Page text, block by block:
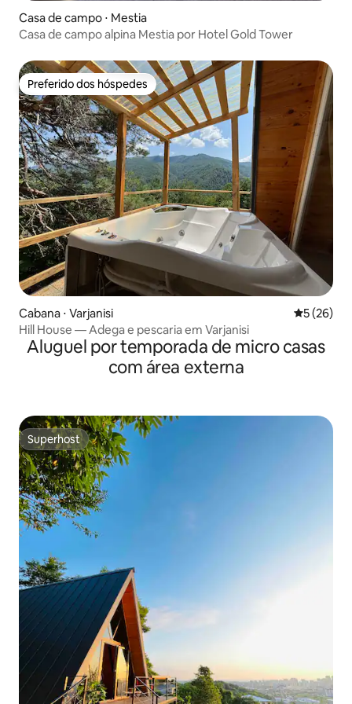
Casa de campo ⋅ Mestia
Casa de campo alpina Mestia por Hotel Gold Tower
Preferido dos hóspedes
Preferido dos hóspedes
Cabana ⋅ Varjanisi 5 de uma
5 (26)
Hill House — Adega e pescaria em Varjanisi
Aluguel por temporada de micro casas
com área externa
Superhost
Superhost